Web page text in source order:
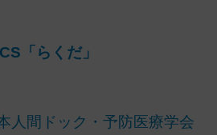
「らくだ」
人間ドック・予防医療学会